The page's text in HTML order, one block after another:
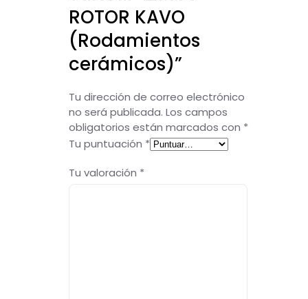
ROTOR KAVO
(Rodamientos
cerámicos)”
Tu dirección de correo electrónico
no será publicada. Los campos
obligatorios están marcados con *
Tu puntuación *
Tu valoración *